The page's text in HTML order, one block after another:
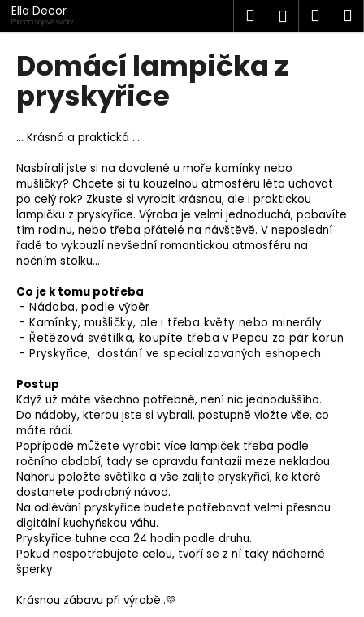
Přejít
na
obsah
Ella Decor
Přírodní sójové svíčky Hledat
Domácí lampička z
pryskyřice
… Krásná a praktická …
Nasbírali jste si na dovolené u moře kamínky nebo
mušličky? Chcete si tu kouzelnou atmosféru léta uchovat
po celý rok? Zkuste si vyrobit krásnou, ale i praktickou
lampičku z pryskyřice. Výroba je velmi jednoduchá, pobavíte
tím rodinu, nebo třeba přátelé na návštěvě. V neposlední
řadě to vykouzlí nevšední romantickou atmosféru na
nočním stolku...
Co je k tomu potřeba
- Nádoba, podle výběr
- Kamínky, mušličky, ale i třeba květy nebo minerály
- Řetězová světílka, koupíte třeba v Pepcu za pár korun
- Pryskyřice, dostání ve specializovaných eshopech
Postup
Když už máte všechno potřebné, není nic jednoduššího.
Do nádoby, kterou jste si vybrali, postupně vložte vše, co
máte rádi.
Popřípadě můžete vyrobit více lampiček třeba podle
ročního období, tady se opravdu fantazii meze nekladou.
Nahoru položte světílka a vše zalijte pryskyřicí, ke které
dostanete podrobný návod.
Na odlévání pryskyřice budete potřebovat velmi přesnou
digitální kuchyňskou váhu.
Pryskyřice tuhne cca 24 hodin podle druhu.
Pokud nespotřebujete celou, tvoří se z ní taky nádherné
šperky.
Krásnou zábavu při výrobě..💛
K
o
C
o
p
t
ř
e
b
u
e
t
e
n
a
j
í
t
?
HLEDAT